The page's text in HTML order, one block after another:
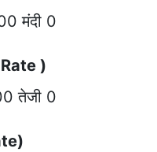
मंदी 0
)
तेजी 0